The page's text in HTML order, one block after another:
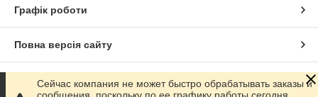
Графік роботи
Повна версія сайту
Сайт створено на маркетплейсі Prom.ua
Сейчас компания не может быстро обрабатывать заказы и